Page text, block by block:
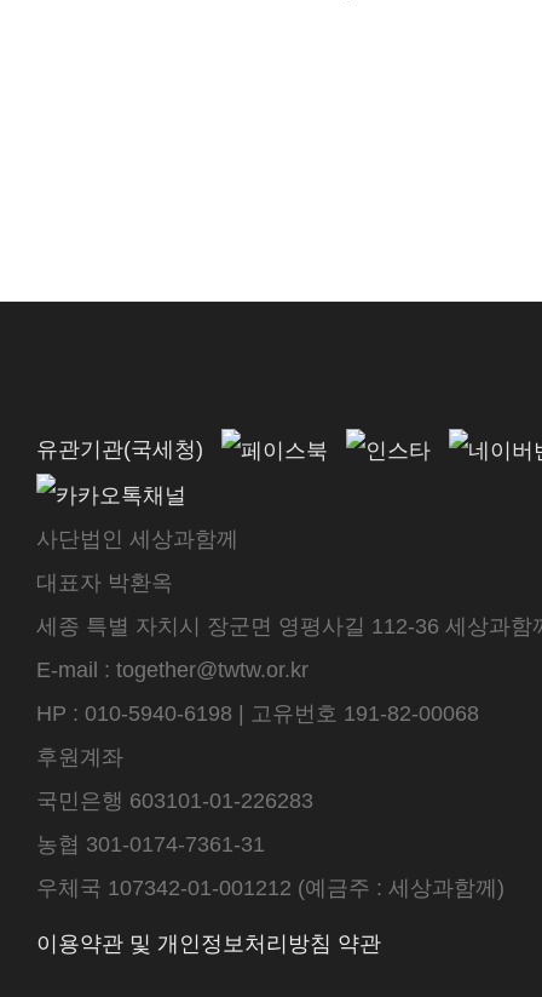
유관기관(국세청)
사단법인 세상과함께
대표자 박환옥
세종 특별 자치시 장군면 영평사길 112-36 세상과
E-mail : together@twtw.or.kr
HP : 010-5940-6198 | 고유번호 191-82-00068
후원계좌
국민은행 603101-01-226283
농협 301-0174-7361-31
우체국 107342-01-001212 (예금주 : 세상과함께)
이용약관 및 개인정보처리방침 약관